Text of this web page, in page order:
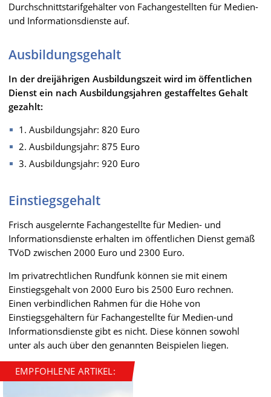
Durchschnittstarifgehälter von Fachangestellten für Medien-
und Informationsdienste auf.
Ausbildungsgehalt
In der dreijährigen Ausbildungszeit wird im öffentlichen
Dienst ein nach Ausbildungsjahren gestaffeltes Gehalt
gezahlt:
1. Ausbildungsjahr: 820 Euro
2. Ausbildungsjahr: 875 Euro
3. Ausbildungsjahr: 920 Euro
Einstiegsgehalt
Frisch ausgelernte Fachangestellte für Medien- und
Informationsdienste erhalten im öffentlichen Dienst gemäß
TVöD zwischen 2000 Euro und 2300 Euro.
Im privatrechtlichen Rundfunk können sie mit einem
Einstiegsgehalt von 2000 Euro bis 2500 Euro rechnen.
Einen verbindlichen Rahmen für die Höhe von
Einstiegsgehältern für Fachangestellte für Medien-und
Informationsdienste gibt es nicht. Diese können sowohl
unter als auch über den genannten Beispielen liegen.
EMPFOHLENE ARTIKEL: